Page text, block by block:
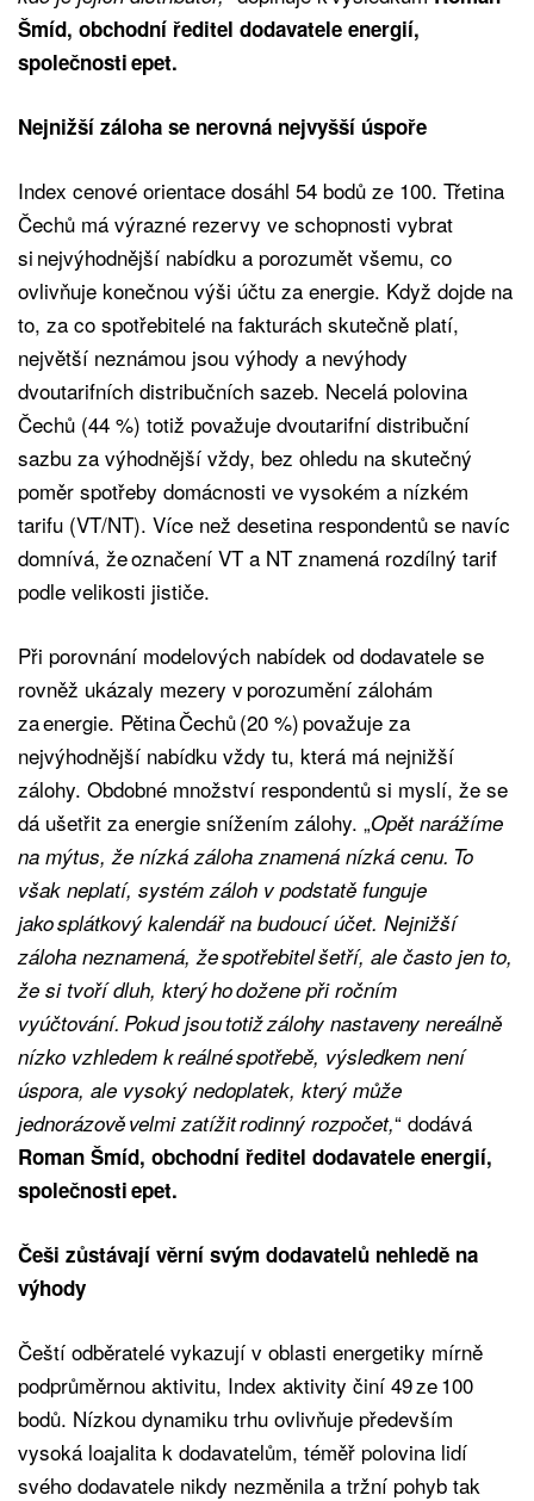
Šmíd, obchodní ředitel dodavatele energií,
společnosti epet.
Nejnižší záloha se nerovná nejvyšší úspoře
Index cenové orientace dosáhl 54 bodů ze 100. Třetina
Čechů má výrazné rezervy ve schopnosti vybrat
si nejvýhodnější nabídku a porozumět všemu, co
ovlivňuje konečnou výši účtu za energie. Když dojde na
to, za co spotřebitelé na fakturách skutečně platí,
největší neznámou jsou výhody a nevýhody
dvoutarifních distribučních sazeb. Necelá polovina
Čechů (44 %) totiž považuje dvoutarifní distribuční
sazbu za výhodnější vždy, bez ohledu na skutečný
poměr spotřeby domácnosti ve vysokém a nízkém
tarifu (VT/NT). Více než desetina respondentů se navíc
domnívá, že označení VT a NT znamená rozdílný tarif
podle velikosti jističe.
Při porovnání modelových nabídek od dodavatele se
rovněž ukázaly mezery v porozumění zálohám
za energie. Pětina Čechů (20 %) považuje za
nejvýhodnější nabídku vždy tu, která má nejnižší
zálohy. Obdobné množství respondentů si myslí, že se
dá ušetřit za energie snížením zálohy. „Opět narážíme
na mýtus, že nízká záloha znamená nízká cenu. To
však neplatí, systém záloh v podstatě funguje
jako splátkový kalendář na budoucí účet. Nejnižší
záloha neznamená, že spotřebitel šetří, ale často jen to,
že si tvoří dluh, který ho dožene při ročním
vyúčtování. Pokud jsou totiž zálohy nastaveny nereálně
nízko vzhledem k reálné spotřebě, výsledkem není
úspora, ale vysoký nedoplatek, který může
jednorázově velmi zatížit rodinný rozpočet,“ dodává
Roman Šmíd, obchodní ředitel dodavatele energií,
společnosti epet.
Češi zůstávají věrní svým dodavatelů nehledě na
výhody
Čeští odběratelé vykazují v oblasti energetiky mírně
podprůměrnou aktivitu, Index aktivity činí 49 ze 100
bodů. Nízkou dynamiku trhu ovlivňuje především
vysoká loajalita k dodavatelům, téměř polovina lidí
svého dodavatele nikdy nezměnila a tržní pohyb tak